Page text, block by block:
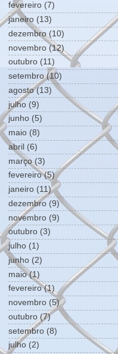
fevereiro (7)
janeiro (13)
dezembro (10)
novembro (12)
outubro (11)
setembro(10)
agosto(13)
julho (9)
junho (5)
maio (8)
abril (6)
março(3)
fevereiro(5)
janeiro (11)
dezembro (9)
novembro (9)
outubro (3)
julho (1)
junho (2)
maio(1)
fevereiro(1)
novembro (5)
outubro (7)
setembro (8)
julho (2)